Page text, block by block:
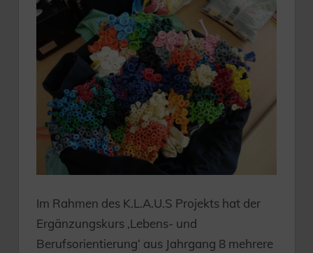
Im Rahmen des K.L.A.U.S Projekts hat der
Ergänzungskurs ‚Lebens- und
Berufsorientierung‘ aus Jahrgang 8 mehrere